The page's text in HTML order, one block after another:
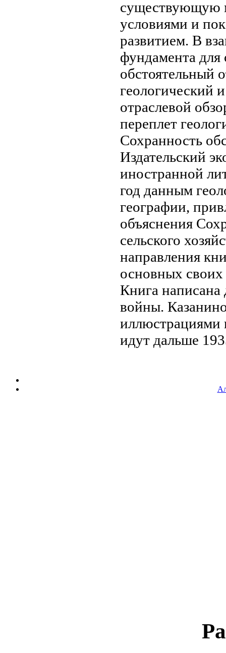
существующую
условиями и
развитием. В
фундамента для
обстоятельный
геологический
отраслевой
переплет
Сохранность
Издательский
иностранной
год данным
географии,
объяснения
сельского
направления
основных своих
Книга
войны.
иллюстрациями
идут дальше